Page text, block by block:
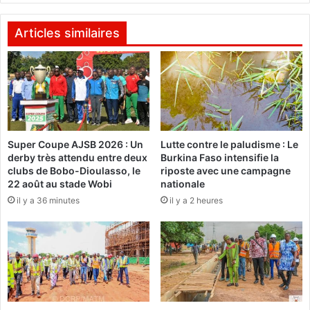
a
o
i
n
t
u
n
S
m
a
r
t
h
o
n
e
c
a
2
e
l
y
c
é
e
S
a
i
n
t
e
a
n
-
B
a
Articles similaires
Super Coupe AJSB 2026 : Un
derby très attendu entre deux
clubs de Bobo-Dioulasso, le
22 août au stade Wobi
il y a 36 minutes
Lutte contre le paludisme : Le
Burkina Faso intensifie la
riposte avec une campagne
nationale
il y a 2 heures